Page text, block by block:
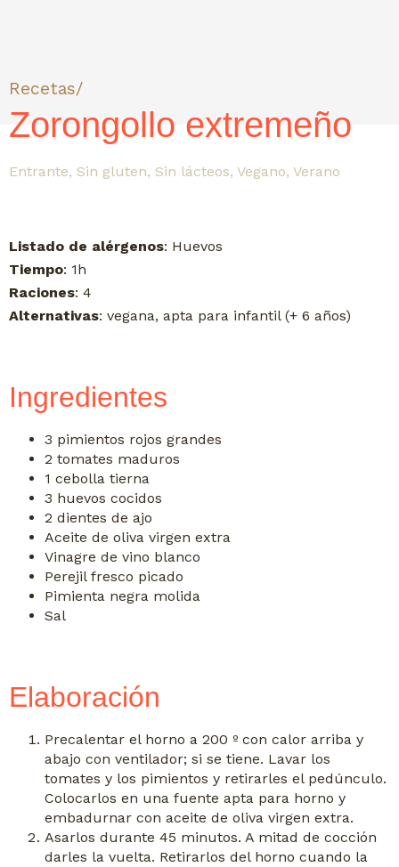
Recetas/
Zorongollo extremeño
Entrante, Sin gluten, Sin lácteos, Vegano, Verano
Listado de alérgenos: Huevos
Tiempo: 1h
Raciones: 4
Alternativas: vegana, apta para infantil (+ 6 años)
Ingredientes
3 pimientos rojos grandes
2 tomates maduros
1 cebolla tierna
3 huevos cocidos
2 dientes de ajo
Aceite de oliva virgen extra
Vinagre de vino blanco
Perejil fresco picado
Pimienta negra molida
Sal
Elaboración
Precalentar el horno a 200 º con calor arriba y
abajo con ventilador; si se tiene. Lavar los
tomates y los pimientos y retirarles el pedúnculo.
Colocarlos en una fuente apta para horno y
embadurnar con aceite de oliva virgen extra.
Asarlos durante 45 minutos. A mitad de cocción
darles la vuelta. Retirarlos del horno cuando la